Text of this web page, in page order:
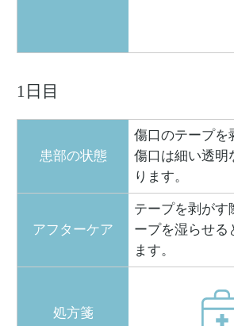
1日目
患部の状態
傷口のテープを
傷口は細い透明
ります。
アフターケア
テープを剥がす
ープを湿らせる
ます。
処方箋